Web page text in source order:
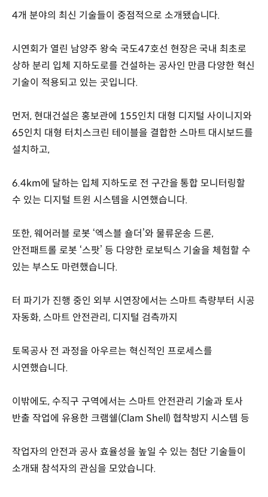
4개 분야의 최신 기술들이 중점적으로 소개됐습니다.
시연회가 열린 남양주 왕숙 국도47호선 현장은 국내 최초로
상하 분리 입체 지하도로를 건설하는 공사인 만큼 다양한 혁신
기술이 적용되고 있는 곳입니다.
먼저, 현대건설은 홍보관에 155인치 대형 디지털 사이니지와
65인치 대형 터치스크린 테이블을 결합한 스마트 대시보드를
설치하고,
6.4km에 달하는 입체 지하도로 전 구간을 통합 모니터링할
수 있는 디지털 트윈 시스템을 시연했습니다.
또한, 웨어러블 로봇 ‘엑스블 숄더’와 물류운송 드론,
안전패트롤 로봇 ‘스팟’ 등 다양한 로보틱스 기술을 체험할 수
있는 부스도 마련했습니다.
터 파기가 진행 중인 외부 시연장에서는 스마트 측량부터 시공
자동화, 스마트 안전관리, 디지털 검측까지
토목공사 전 과정을 아우르는 혁신적인 프로세스를
시연했습니다.
이밖에도, 수직구 구역에서는 스마트 안전관리 기술과 토사
반출 작업에 유용한 크램쉘(Clam Shell) 협착방지 시스템 등
작업자의 안전과 공사 효율성을 높일 수 있는 첨단 기술들이
소개돼 참석자의 관심을 모았습니다.